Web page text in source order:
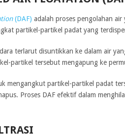
(DAF) adalah proses pengolahan
partikel-partikel padat yang
terlarut disuntikkan ke dalam air
partikel tersebut mengapung ke
mengangkut partikel-partikel padat
Proses DAF efektif dalam